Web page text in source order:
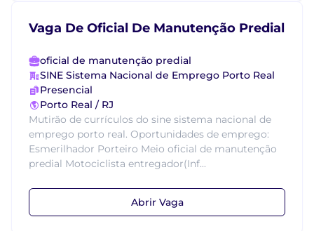
Vaga De Oficial De Manutenção Predial
oficial de manutenção predial
SINE Sistema Nacional de Emprego Porto Real
Presencial
Porto Real / RJ
Mutirão de currículos do sine sistema nacional de
emprego porto real. Oportunidades de emprego:
Esmerilhador Porteiro Meio oficial de manutenção
predial Motociclista entregador(Inf...
Abrir Vaga